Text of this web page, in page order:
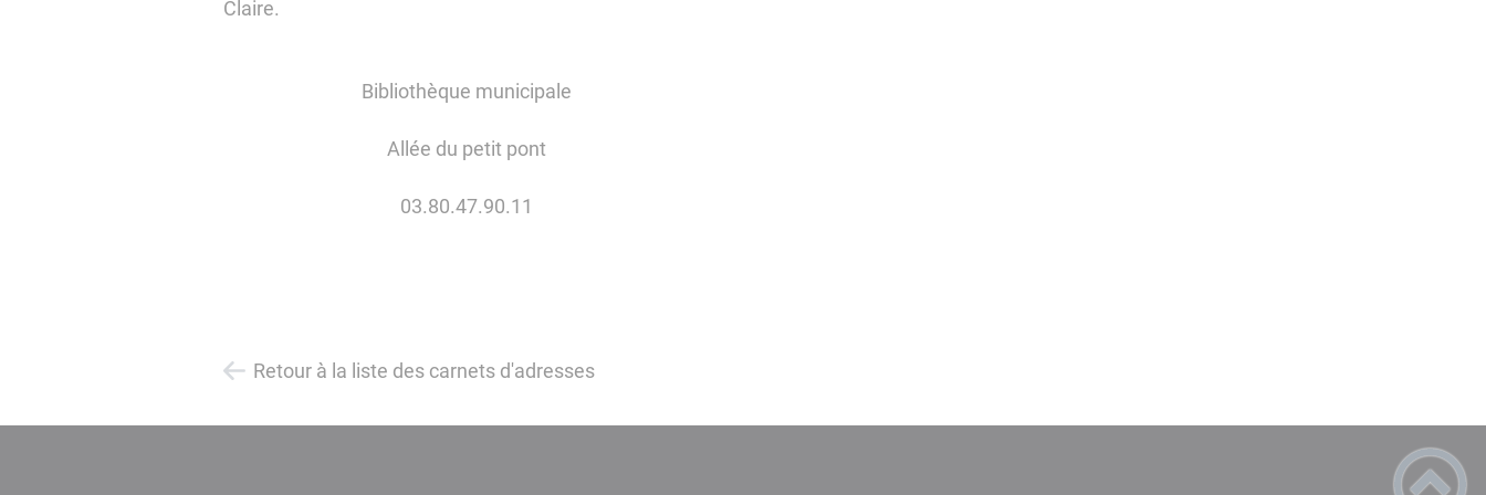
Claire.
Bibliothèque municipale
Allée du petit pont
03.80.47.90.11
Retour à la liste des carnets d'adresses